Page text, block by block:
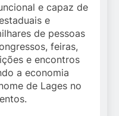
e capaz de
e
de pessoas
feiras,
e encontros
a economia
de Lages no